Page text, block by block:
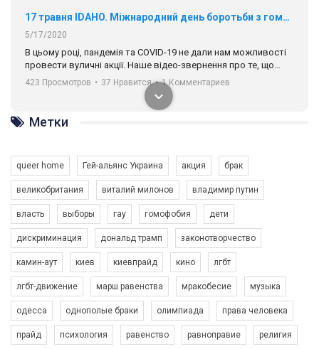
17 травня IDAHO. Міжнародний день боротьби з гомофобією трансфобією і біфобія.
5/17/2020
В цьому році, пандемія та COVІD-19 не дали нам можливості
провести вуличні акції. Наше відео-звернення про те, що
навіть коли ми у різних містах та не можемо зустрінеться, ми
разом. Ми закликаємо всіх хто поділяє цінності рівності та
солідарності, приєднатися до нас. Регіональні підрозділи
ГАУ є в 16 областях України.
Разом наш голос лунає гучніше!
423 Просмотров • 37 Нравится • 1 Комментариев
Зупинимо насильство проти ЛГБТ в Україні! Stop violence against LGBT in Ukraine!
6/30/2017
Емоційний та вражаючий промо-ролік на конкурс PACT, який
представляє програму "Гей-альянс Україна" з протидії
Метки
queer home Гей-альянс Украина акция брак
великобритания виталий милонов владимир путин
власть выборы гау гомофобия дети
дискриминация дональд трамп законотворчество
камин-аут киев киевпрайд кино лгбт
лгбт-движение марш равенства мракобесие музыка
одесса однополые браки олимпиада права человека
прайд психология равенство равноправие религия